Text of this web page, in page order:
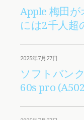
Apple 梅田
には2千人超
2025年7月27日
ソフトバン
60s pro